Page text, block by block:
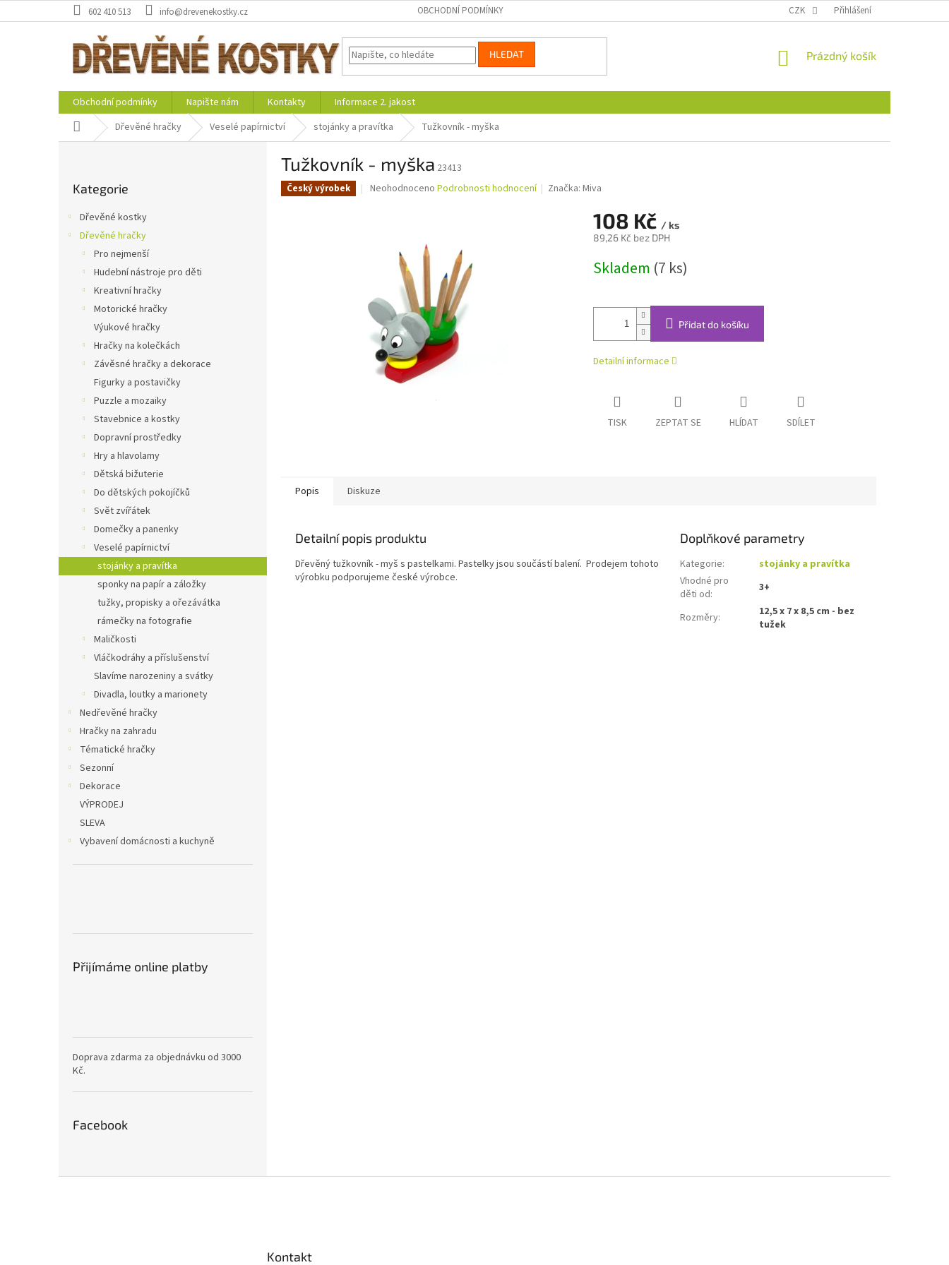
na
602 410 513 info@drevenekostky.cz OBCHODNÍ PODMÍNKY CZK Přihlášení
HLEDAT
NÁKUPNÍ
Prázdný košík
Obchodní podmínky Napište nám Kontakty
Informace 2. jakost
Domů Dřevěné hračky Veselé papírnictví stojánky a pravítka Tužkovník - myška
kategorie
Kategorie
Dřevěné kostky
Dřevěné hračky
Pro nejmenší
Hudební nástroje pro děti
Kreativní hračky
Motorické hračky
Výukové hračky
Hračky na kolečkách
Závěsné hračky a dekorace
Figurky a postavičky
Puzzle a mozaiky
Stavebnice a kostky
Dopravní prostředky
Hry a hlavolamy
Dětská bižuterie
Do dětských pokojíčků
Svět zvířátek
Domečky a panenky
Veselé papírnictví
stojánky a pravítka
sponky na papír a záložky
tužky, propisky a ořezávátka
rámečky na fotografie
Maličkosti
Vláčkodráhy a příslušenství
Slavíme narozeniny a svátky
Divadla, loutky a marionety
Nedřevěné hračky
Hračky na zahradu
Tématické hračky
Sezonní
Dekorace
VÝPRODEJ
SLEVA
Vybavení domácnosti a kuchyně
Přijímáme online platby
Doprava zdarma za objednávku od 3000
Kč.
Facebook
Tužkovník - myška 23413
Český výrobek
Průměrné
hvězdiček.
Neohodnoceno Podrobnosti hodnocení Značka:Miva
108 Kč / ks
89,26 Kč bez DPH
cena:
Skladem (7 ks)
Přidat do košíku
Detailní informace
TISK ZEPTAT SE HLÍDAT SDÍLET
Popis Diskuze
Detailní popis produktu
Dřevěný tužkovník - myš s pastelkami. Pastelky jsou součástí balení. Prodejem tohoto
výrobku podporujeme české výrobce.
Doplňkové parametry
Kategorie:
stojánky a pravítka
Vhodné pro
děti od: 3+
Rozměry:
12,5 x 7 x 8,5 cm - bez
tužek
Kontakt